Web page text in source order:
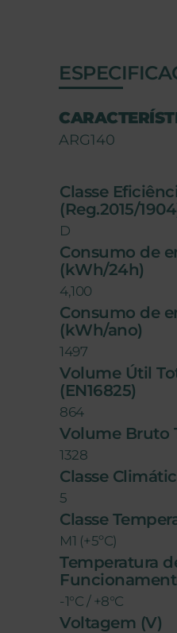
ARG140
Classe
(Reg.2015/
D
Consumo de
(kWh/24h)
4,100
Consumo de
(kWh/ano)
1497
Volume Útil
(EN16825)
864
Volume Bruto
1328
Classe
5
Classe
M1 (+5ºC)
Temperatura
-1°C / +8°C
Voltagem (V)